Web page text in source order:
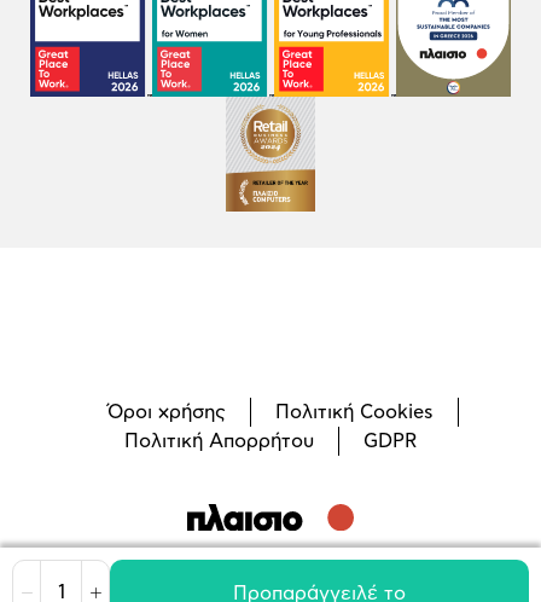
Μείωση Αύξηση Προπαράγγειλέ το
Όροι χρήσης
Πολιτική Cookies
Πολιτική Απορρήτου
GDPR